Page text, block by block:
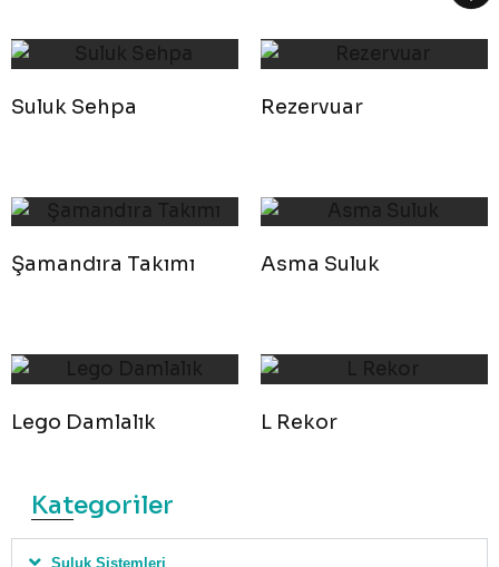
Suluk Sehpa Rezervuar
Şamandıra Takımı Asma Suluk
Lego Damlalık L Rekor
Kategoriler
Suluk Sistemleri